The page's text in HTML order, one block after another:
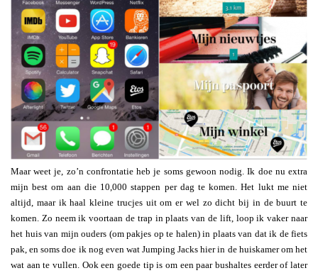
Maar weet je, zo’n confrontatie heb je soms gewoon nodig. Ik doe nu extra
mijn best om aan die 10,000 stappen per dag te komen. Het lukt me niet
altijd, maar ik haal kleine trucjes uit om er wel zo dicht bij in de buurt te
komen. Zo neem ik voortaan de trap in plaats van de lift, loop ik vaker naar
het huis van mijn ouders (om pakjes op te halen) in plaats van dat ik de fiets
pak, en soms doe ik nog even wat Jumping Jacks hier in de huiskamer om het
wat aan te vullen. Ook een goede tip is om een paar bushaltes eerder of later